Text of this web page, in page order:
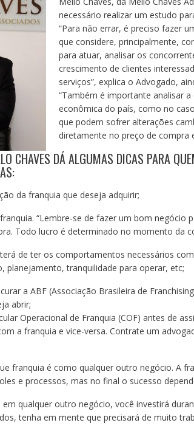
necessário realizar um estudo
“Para não errar, é preciso fazer
que considere, principalmente,
para atuar, analisar os
crescimento de clientes
serviços”, explica o Advogado,
“Também é importante analisar
econômica do país, como no
que podem sofrer alterações
diretamente no preço de compra
CHAVES DÁ ALGUMAS DICAS PARA
da franquia que deseja adquirir;
“Lembre-se de fazer um bom negócio
Todo lucro é determinado no momento da
de ter os comportamentos necessários
planejamento, tranquilidade para operar, etc;
a ABF (Associação Brasileira de
abrir;
Operacional de Franquia (COF) antes de
a franquia e vice-versa. Contrate um
franquia é como qualquer outro negócio. A
e processos, mas no final o sucesso
qualquer outro negócio, você investirá
tenha em mente que precisará de muito